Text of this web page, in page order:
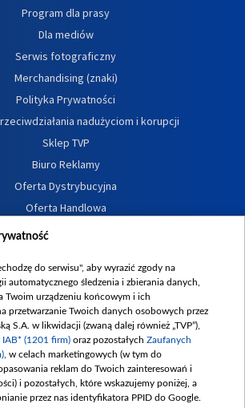
Program dla prasy
Dla mediów
Serwis fotograficzny
Merchandising (znaki)
Polityka Prywatności
nadużyciom i korupcji
Sklep TVP
Biuro Reklamy
Oferta Dystrybucyjna
Oferta Handlowa
Dostępność
zgłoszeń wewnętrznych
do serwisu", aby wyrazić zgody na
automatycznego śledzenia i zbierania danych,
Twoim urządzeniu końcowym i ich
przetwarzanie Twoich danych osobowych przez
S.A. w likwidacji (zwaną dalej również „TVP”),
IAB* (1201 firm) oraz pozostałych Zaufanych
, w celach marketingowych (w tym do
reklam do Twoich zainteresowań i
i pozostałych, które wskazujemy poniżej, a
przez nas identyfikatora PPID do Google.